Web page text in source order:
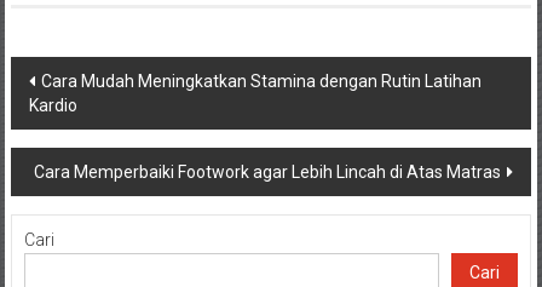
Navigasi
pos
Cara Mudah Meningkatkan Stamina dengan Rutin Latihan
Kardio
Cara Memperbaiki Footwork agar Lebih Lincah di Atas Matras
Cari
Cari